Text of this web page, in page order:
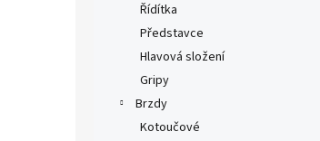
Řídítka
Představce
Hlavová složení
Gripy
Brzdy
Kotoučové